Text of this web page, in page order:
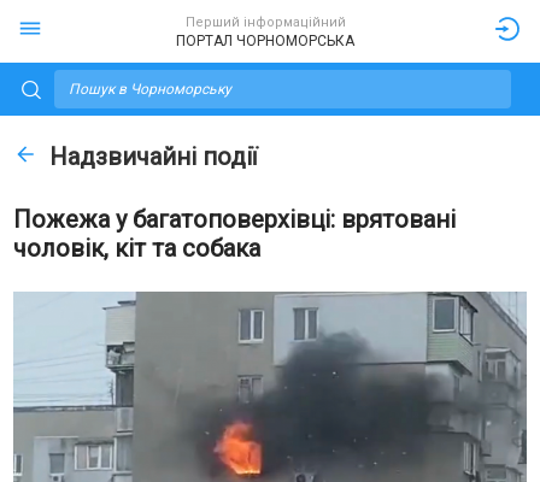
Перший інформаційний
ПОРТАЛ ЧОРНОМОРСЬКА
Надзвичайні події
Пожежа у багатоповерхівці: врятовані
чоловік, кіт та собака